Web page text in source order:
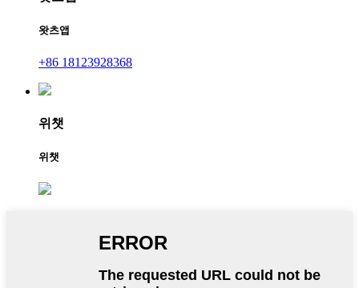
왓츠앱
+86 18123928368
위챗
위챗